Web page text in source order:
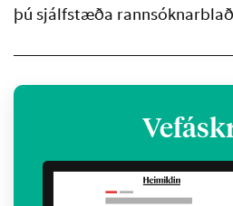
þú sjálfstæða